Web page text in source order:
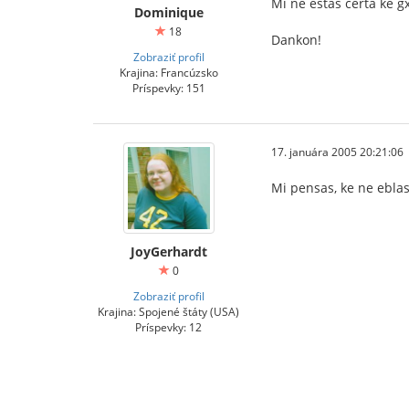
Dominique
18
Zobraziť profil
Krajina: Francúzsko
Príspevky: 151
Dankon!
JoyGerhardt
0
Zobraziť profil
Krajina: Spojené štáty (USA)
Príspevky: 12
17. januára 2005 20:21:06
Mi pensas, ke ne